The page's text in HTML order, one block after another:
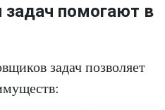
задач помогают в
задач позволяет